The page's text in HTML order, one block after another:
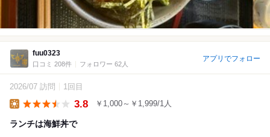
fuu0323
口コミ 208件 フォロワー 62人
アプリでフォロー
2026/07 訪問 1回目
3.8 ￥1,000～￥1,999/1人
ランチは海鮮丼で